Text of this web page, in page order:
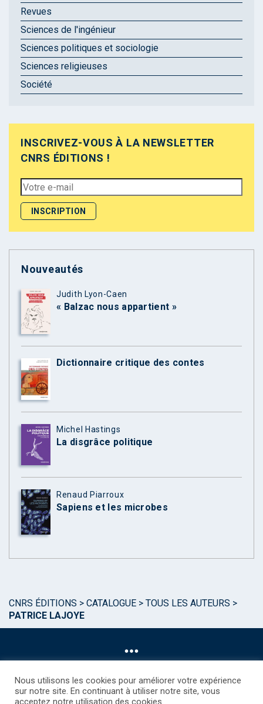
Revues
Sciences de l'ingénieur
Sciences politiques et sociologie
Sciences religieuses
Société
INSCRIVEZ-VOUS À LA NEWSLETTER
CNRS ÉDITIONS !
Nouveautés
Judith Lyon-Caen
« Balzac nous appartient »
Dictionnaire critique des contes
Michel Hastings
La disgrâce politique
Renaud Piarroux
Sapiens et les microbes
CNRS ÉDITIONS > CATALOGUE > TOUS LES AUTEURS >
PATRICE LAJOYE
Nous utilisons les cookies pour améliorer votre expérience
sur notre site. En continuant à utiliser notre site, vous
acceptez notre utilisation des cookies.